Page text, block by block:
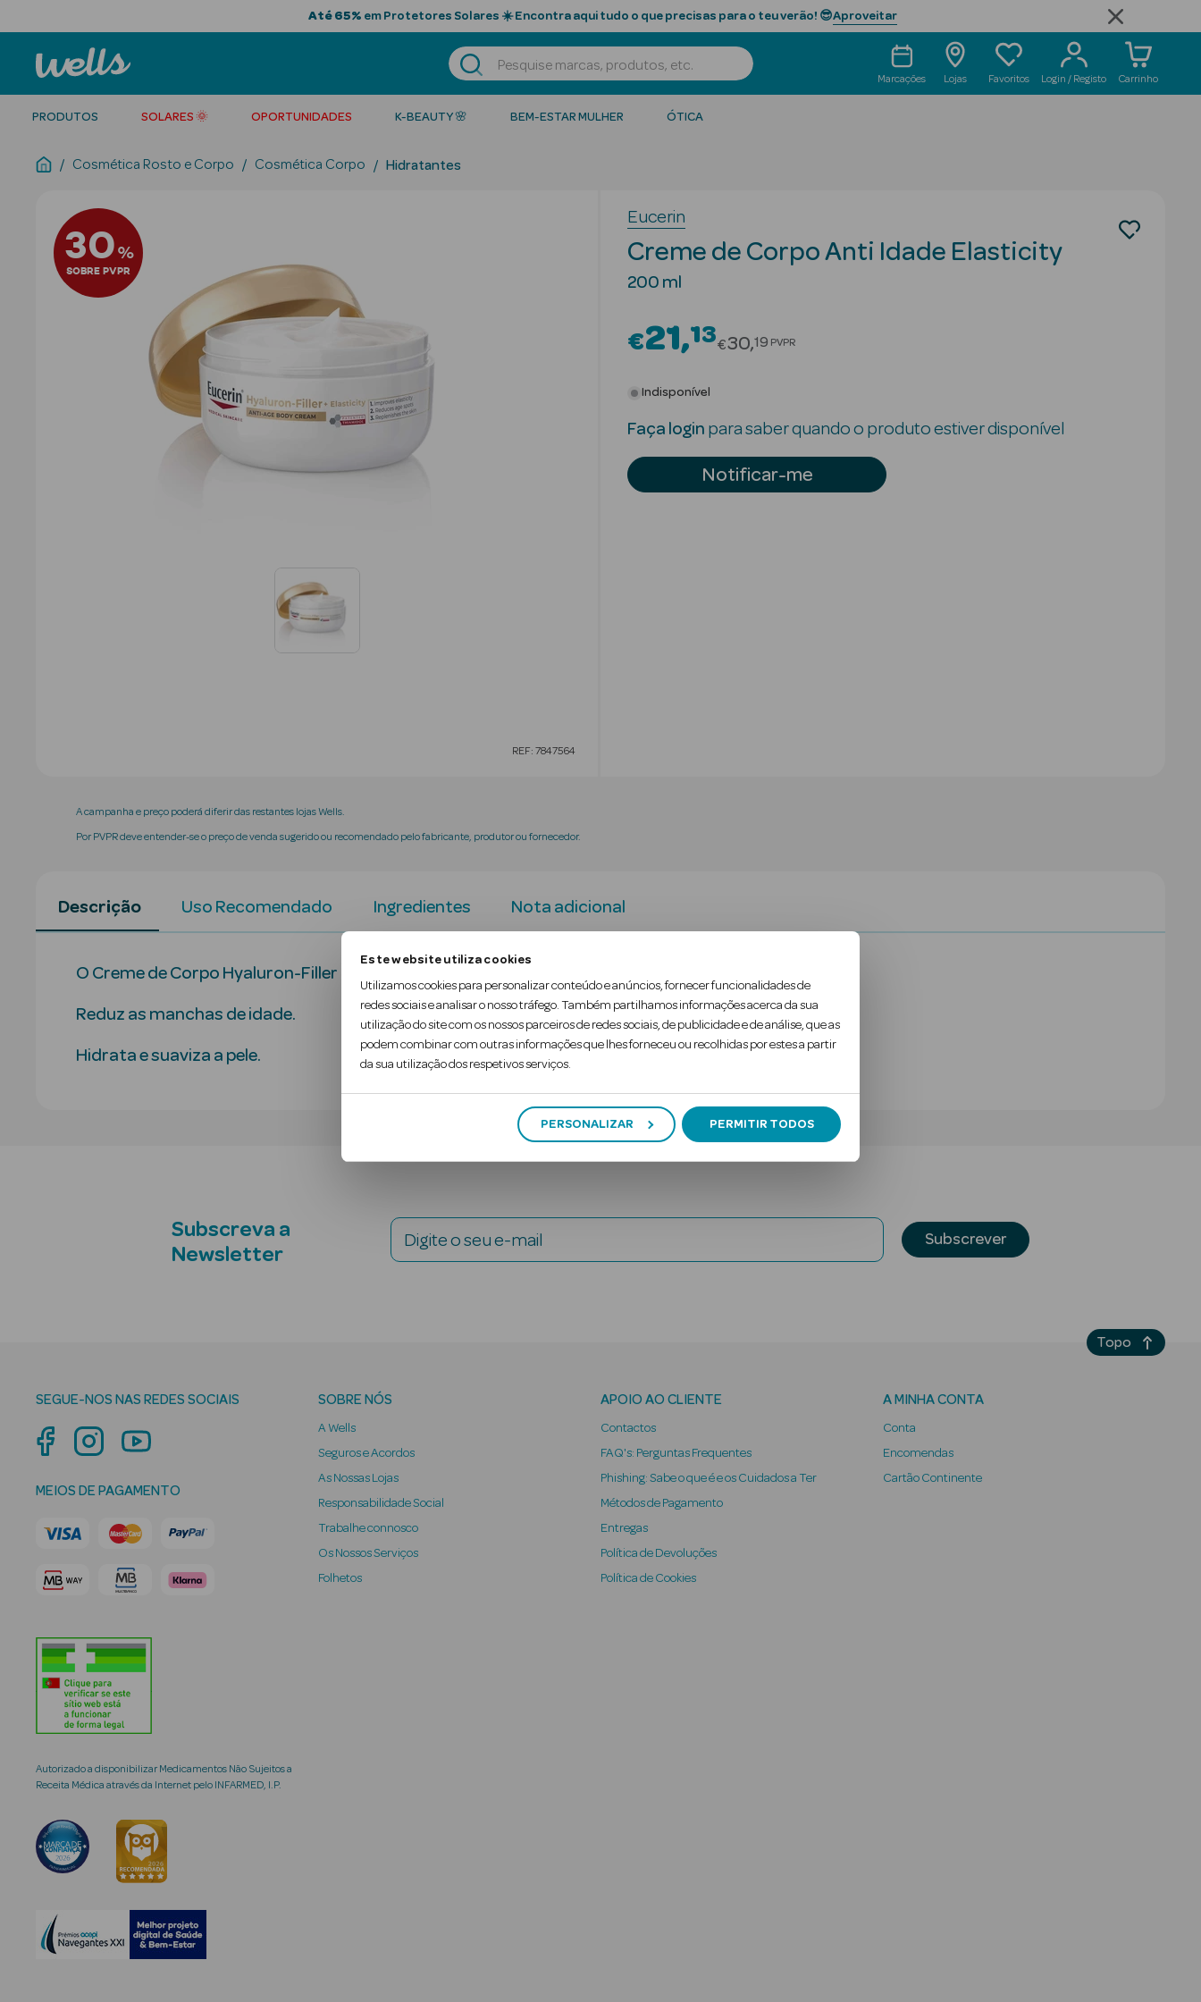
Este website utiliza cookies
Utilizamos cookies para personalizar conteúdo e anúncios, fornecer funcionalidades de
redes sociais e analisar o nosso tráfego. Também partilhamos informações acerca da sua
utilização do site com os nossos parceiros de redes sociais, de publicidade e de análise, que as
podem combinar com outras informações que lhes forneceu ou recolhidas por estes a partir
da sua utilização dos respetivos serviços.
PERSONALIZAR PERMITIR TODOS
Até 65% em Protetores Solares ☀️ Encontra aqui tudo o que precisas para o teu verão! 😎Aproveitar
Marcações Lojas Favoritos Login / Registo Carrinho
PRODUTOS SOLARES 🌞 OPORTUNIDADES K-BEAUTY 🌸 BEM-ESTAR MULHER ÓTICA
Cosmética Rosto e Corpo Cosmética Corpo Hidratantes
30%
SOBRE PVPR
REF: 7847564
Eucerin
Creme de Corpo Anti Idade Elasticity
200 ml
€21 13Price reduced from
€30 19 PVPR
Indisponível
Faça login para saber quando o produto estiver disponível
Notificar-me
A campanha e preço poderá diferir das restantes lojas Wells.
Por PVPR deve entender-se o preço de venda sugerido ou recomendado pelo fabricante, produtor ou fornecedor.
Descrição Uso Recomendado Ingredientes Nota adicional
O Creme de Corpo Hyaluron-Filler Elasticity melhora a firmeza.
Reduz as manchas de idade.
Hidrata e suaviza a pele.
Subscreva a
Newsletter
Digite o seu e-mail Subscrever
SEGUE-NOS NAS REDES SOCIAIS
MEIOS DE PAGAMENTO
Autorizado a disponibilizar Medicamentos Não Sujeitos a
Receita Médica através da Internet pelo INFARMED, I.P.
SOBRE NÓS
A Wells
Seguros e Acordos
As Nossas Lojas
Responsabilidade Social
Trabalhe connosco
Os Nossos Serviços
Folhetos
APOIO AO CLIENTE
Contactos
FAQ's: Perguntas Frequentes
Phishing: Sabe o que é e os Cuidados a Ter
Métodos de Pagamento
Entregas
Política de Devoluções
Política de Cookies
A MINHA CONTA
Conta
Encomendas
Cartão Continente
Topo